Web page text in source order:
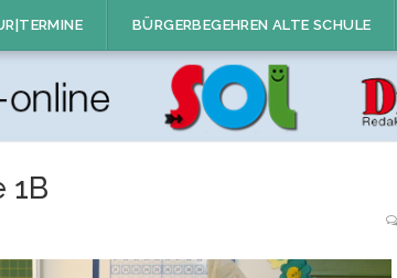
BÜRGERBEGEHREN ALTE SCHULE
1B